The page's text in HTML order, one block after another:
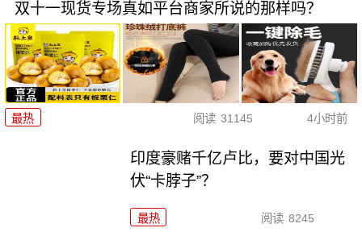
双十一现货专场真如平台商家所说的那样吗？
最热 阅读 31145 4小时前
印度豪赌千亿卢比，要对中国光
伏“卡脖子”？
最热 阅读 8245